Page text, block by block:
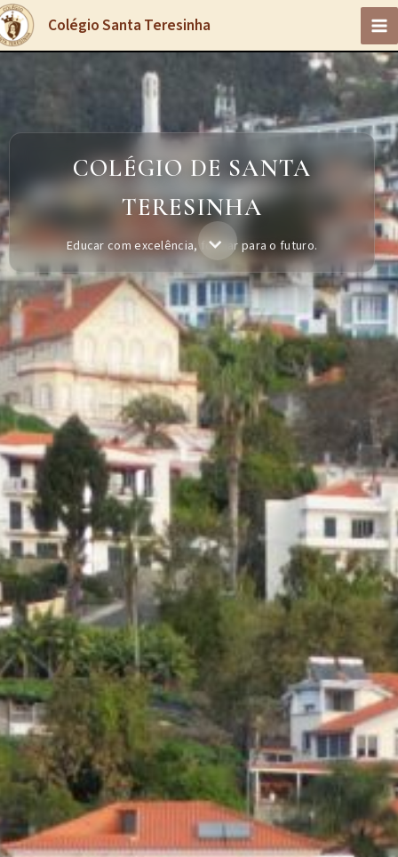
Skip
to
content
Colégio Santa Teresinha
COLÉGIO DE SANTA
TERESINHA
Educar com excelência, formar para o futuro.